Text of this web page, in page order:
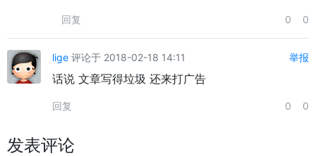
回复 0 0
lige 评论于 2018-02-18 14:11 举报
话说 文章写得垃圾 还来打广告
回复 0 0
发表评论